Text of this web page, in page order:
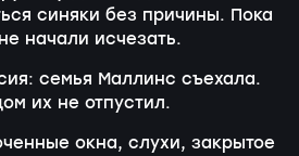
синяки без причины. Пока
начали исчезать.
семья Маллинс съехала.
их не отпустил.
окна, слухи, закрытое